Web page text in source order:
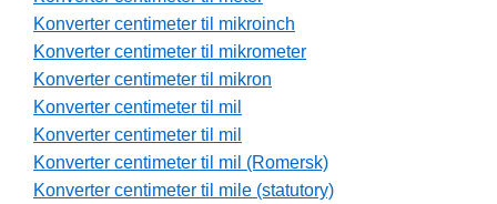
Konverter centimeter til mikroinch
Konverter centimeter til mikrometer
Konverter centimeter til mikron
Konverter centimeter til mil
Konverter centimeter til mil
Konverter centimeter til mil (Romersk)
Konverter centimeter til mile (statutory)